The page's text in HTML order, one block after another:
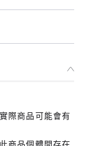
際商品可能會有